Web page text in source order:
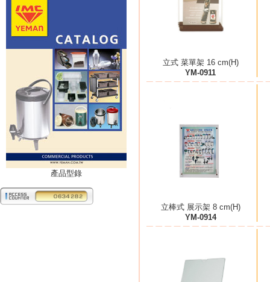
產品型錄
立式 菜單架 16 cm(H)
YM-0911
立棒式 展示架 8 cm(H)
YM-0914